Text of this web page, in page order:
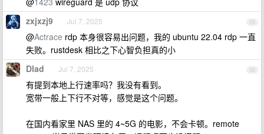
29
zxjxzj9 Jul 7, 2025
@Actrace rdp 本身很容易出问题，我的 ubuntu 22.04 rdp 一直
失败。rustdesk 相比之下心智负担真的小
30
Dlad Jul 7, 2025
有提到本地上行速率吗？我没有看到。
宽带一般上下行不对等，感觉是这个问题。
在国内看家里 NAS 里的 4~5G 的电影，不会卡顿。remote